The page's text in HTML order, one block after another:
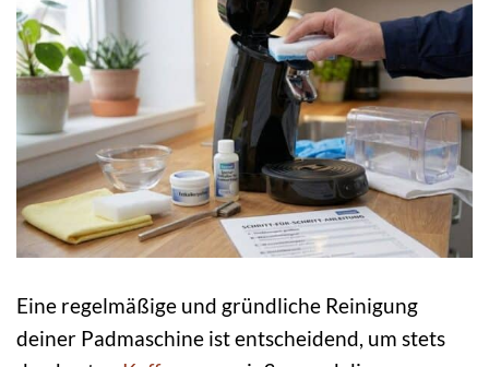
Eine regelmäßige und gründliche Reinigung
deiner Padmaschine ist entscheidend, um stets